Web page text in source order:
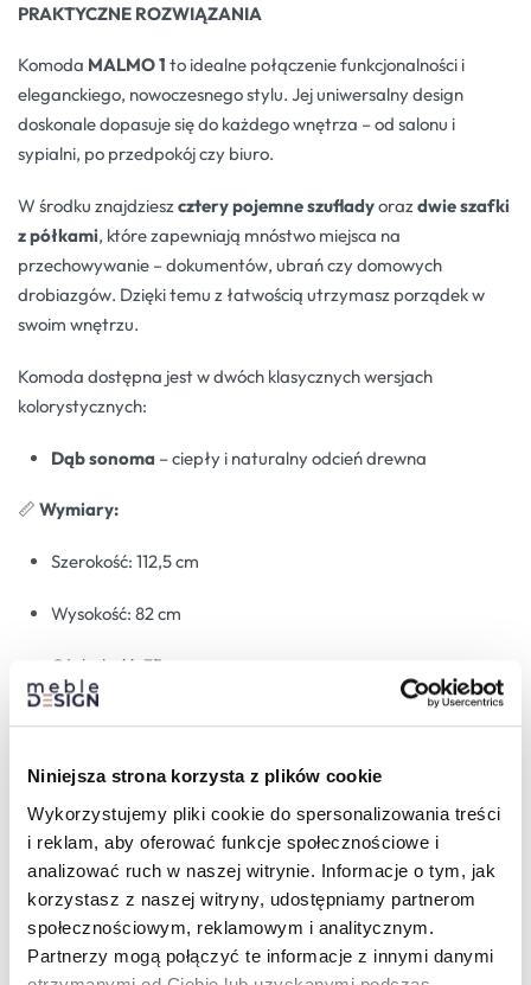
Niniejsza strona korzysta z plików cookie
Wykorzystujemy pliki cookie do spersonalizowania treści
i reklam, aby oferować funkcje społecznościowe i
analizować ruch w naszej witrynie. Informacje o tym, jak
korzystasz z naszej witryny, udostępniamy partnerom
społecznościowym, reklamowym i analitycznym.
Partnerzy mogą połączyć te informacje z innymi danymi
PRAKTYCZNE ROZWIĄZANIA
Komoda MALMO 1 to idealne połączenie funkcjonalności i
eleganckiego, nowoczesnego stylu. Jej uniwersalny design
doskonale dopasuje się do każdego wnętrza – od salonu i
sypialni, po przedpokój czy biuro.
W środku znajdzieszcztery pojemne szufladyorazdwie szafki
z półkami, które zapewniają mnóstwo miejsca na
przechowywanie – dokumentów, ubrań czy domowych
drobiazgów. Dzięki temu z łatwością utrzymasz porządek w
swoim wnętrzu.
Komoda dostępna jest w dwóch klasycznych wersjach
kolorystycznych:
Dąb sonoma – ciepły i naturalny odcień drewna
📏 Wymiary:
Szerokość: 112,5 cm
Wysokość: 82 cm
Głębokość: 35 cm
🛠️Specyfikacja: